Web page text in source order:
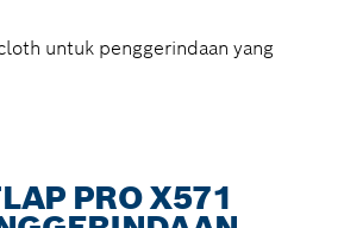
untuk penggerindaan yang
PRO X571